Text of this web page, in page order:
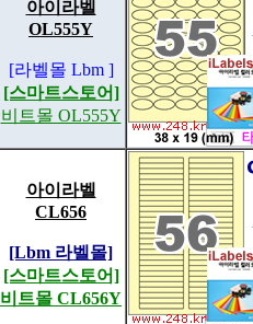
아이라벨
OL555Y
[라벨몰 Lbm ]
[스마트스토어]
비트몰 OL555Y
아이라벨
CL656
[Lbm 라벨몰]
[스마트스토어]
비트몰 CL656Y